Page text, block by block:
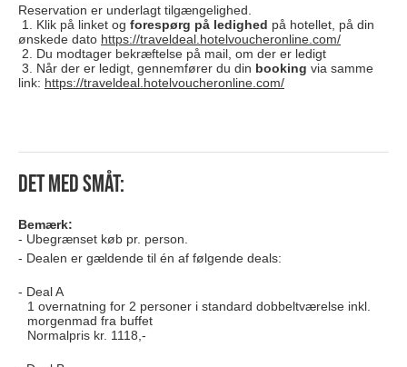
Reservation er underlagt tilgængelighed.
1. Klik på linket og forespørg på ledighed på hotellet, på din
ønskede dato https://traveldeal.hotelvoucheronline.com/
2. Du modtager bekræftelse på mail, om der er ledigt
3. Når der er ledigt, gennemfører du din booking via samme
link: https://traveldeal.hotelvoucheronline.com/
Det med småt:
Bemærk:
Ubegrænset køb pr. person.
Dealen er gældende til én af følgende deals:
Deal A
1 overnatning for 2 personer i standard dobbeltværelse inkl.
morgenmad fra buffet
Normalpris kr. 1118,-